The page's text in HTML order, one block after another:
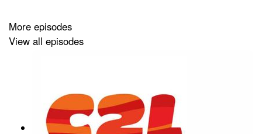
More episodes
View all episodes